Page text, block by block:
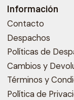
Información
Contacto
Despachos
Políticas de
Cambios y
Términos y
Política de